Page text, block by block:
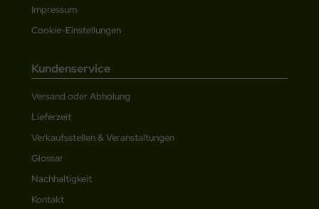
Impressum
Cookie-Einstellungen
Kundenservice
Versand oder Abholung
Lieferzeit
Verkaufsstellen & Veranstaltungen
Glossar
Nachhaltigkeit
Kontakt